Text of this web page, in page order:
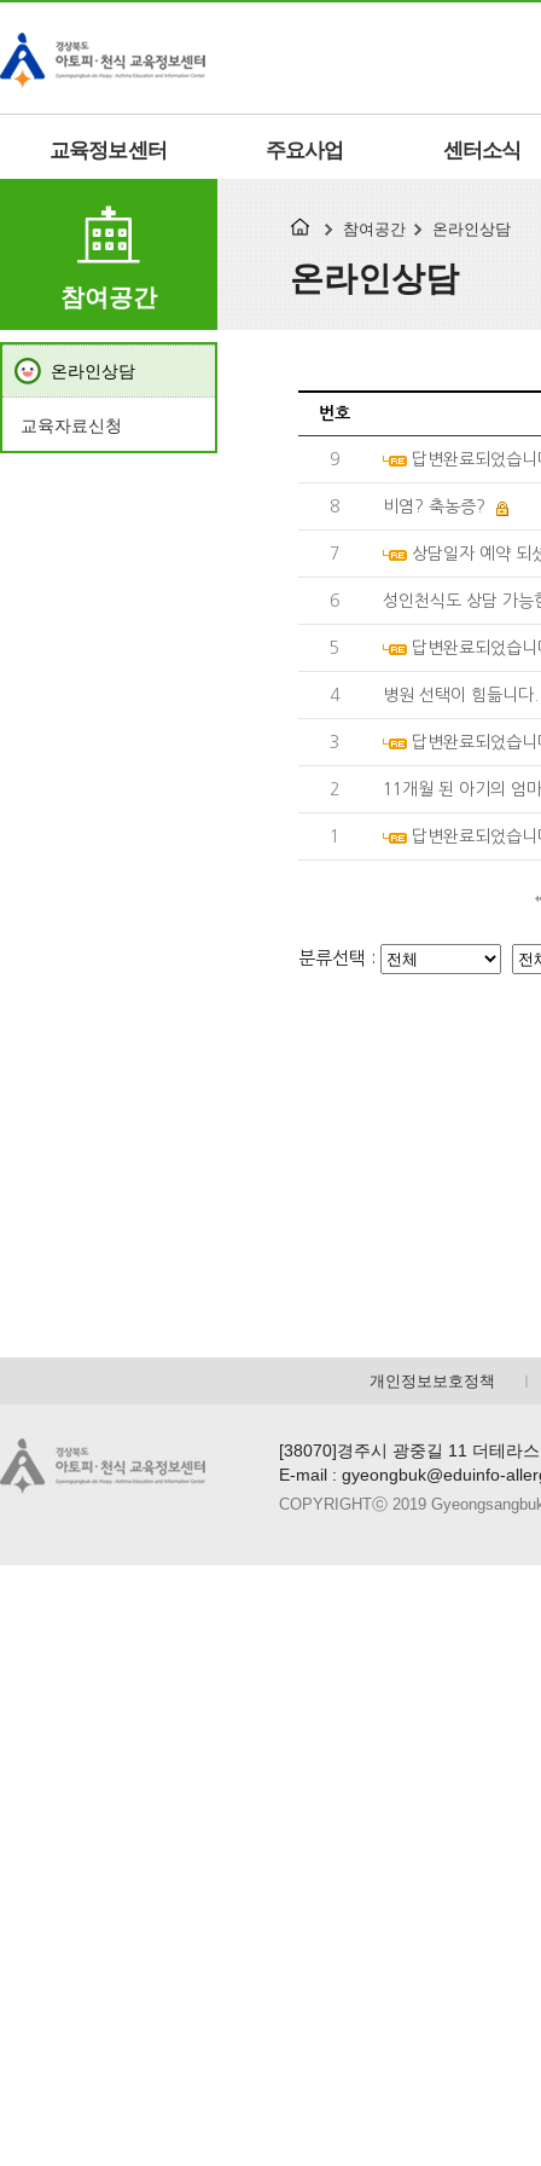
교육정보센터 주요사업 센터소식
참여공간
참여공간 온라인상담
온라인상담
온라인상담
교육자료신청
번호
9 답변완료되었습니
8 비염? 축농증?
7 상담일자 예약 되
6 성인천식도 상담 가능
5 답변완료되었습니
4 병원 선택이 힘듦니다
3 답변완료되었습니
2 11개월 된 아기의 엄
1 답변완료되었습니
분류선택 :
개인정보보호정책
[38070]경주시 광중길 11 더테라
E-mail : gyeongbuk@eduinfo-
COPYRIGHTⓒ 2019